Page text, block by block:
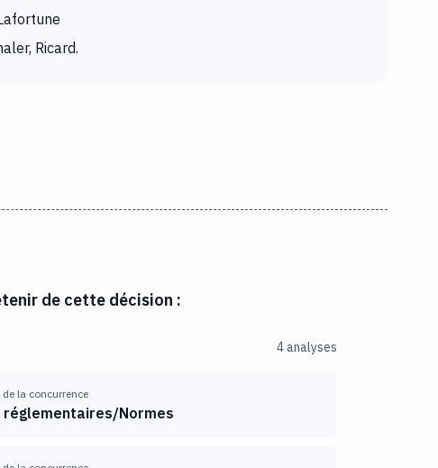
Ricard.
de cette décision :
4 analyses
la concurrence
réglementaires/Normes